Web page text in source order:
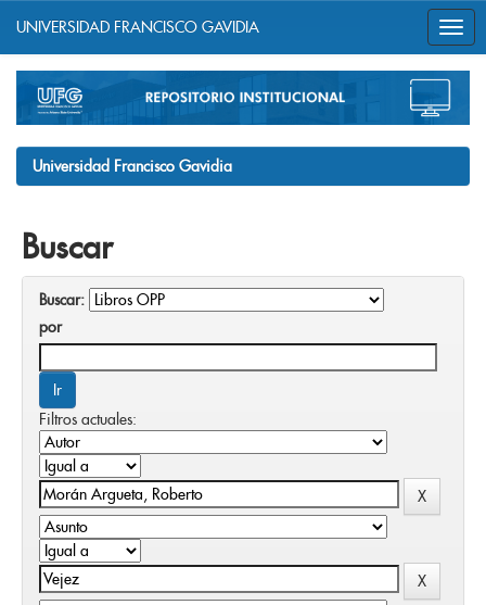
navigation
UNIVERSIDAD FRANCISCO GAVIDIA
Universidad Francisco Gavidia
Buscar
Buscar:
por
Filtros actuales: